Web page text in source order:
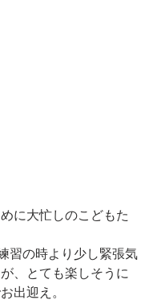
に大忙しのこどもた
習の時より少し緊張気
、とても楽しそうに
出迎え。